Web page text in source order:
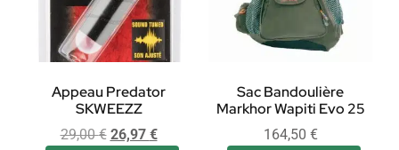
Appeau Predator
SKWEEZZ
29,00€ 26,97 €
Sac Bandoulière
Markhor Wapiti Evo 25
164,50 €